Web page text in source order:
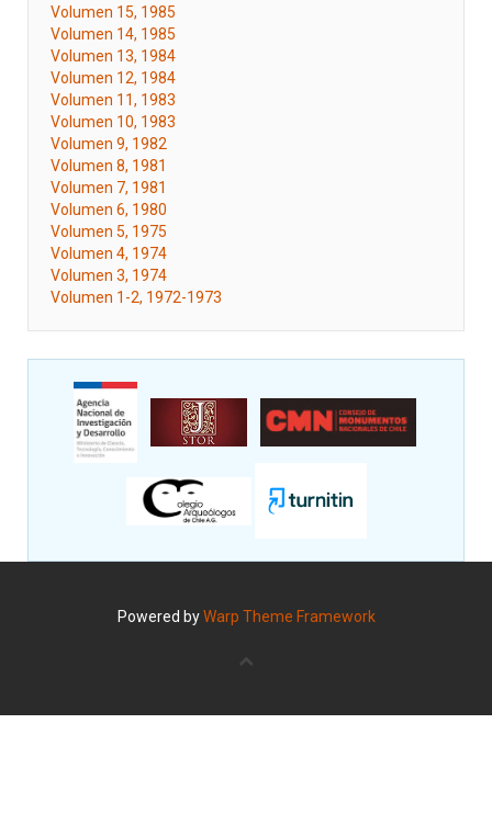
Volumen 15, 1985
Volumen 14, 1985
Volumen 13, 1984
Volumen 12, 1984
Volumen 11, 1983
Volumen 10, 1983
Volumen 9, 1982
Volumen 8, 1981
Volumen 7, 1981
Volumen 6, 1980
Volumen 5, 1975
Volumen 4, 1974
Volumen 3, 1974
Volumen 1-2, 1972-1973
Powered byWarp Theme Framework